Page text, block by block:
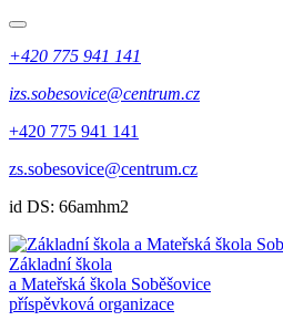
+420 775 941 141
izs.sobesovice@centrum.cz
+420 775 941 141
zs.sobesovice@centrum.cz
id DS: 66amhm2
Základní škola
a Mateřská škola Soběšovice
příspěvková organizace